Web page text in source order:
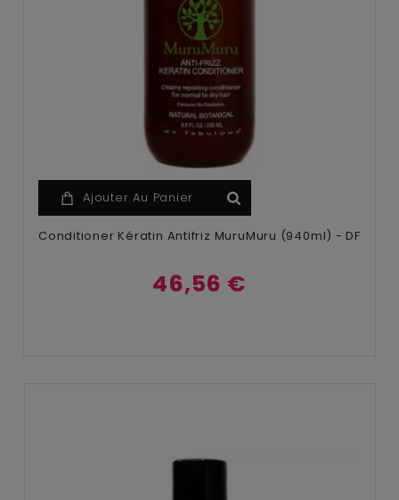
Ajouter Au Panier
Conditioner Kératin Antifriz MuruMuru (940ml) - DF
46,56 €